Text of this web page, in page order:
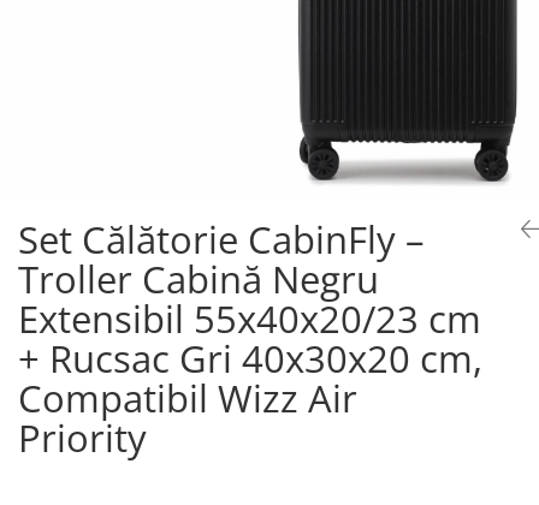
Set Călătorie CabinFly –
Troller Cabină Negru
Extensibil 55x40x20/23 cm
+ Rucsac Gri 40x30x20 cm,
Compatibil Wizz Air
Priority